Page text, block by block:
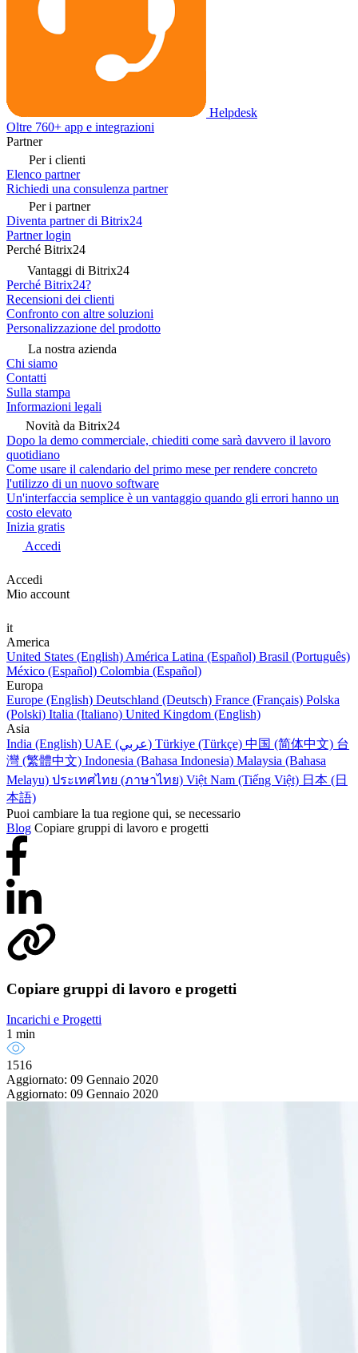
Helpdesk
Oltre 760+ app e integrazioni
Partner
Per i clienti
Elenco partner
Richiedi una consulenza partner
Per i partner
Diventa partner di Bitrix24
Partner login
Perché Bitrix24
Vantaggi di Bitrix24
Perché Bitrix24?
Recensioni dei clienti
Confronto con altre soluzioni
Personalizzazione del prodotto
La nostra azienda
Chi siamo
Contatti
Sulla stampa
Informazioni legali
Novità da Bitrix24
Dopo la demo commerciale, chiediti come sarà davvero il lavoro
quotidiano
Come usare il calendario del primo mese per rendere concreto
l'utilizzo di un nuovo software
Un'interfaccia semplice è un vantaggio quando gli errori hanno un
costo elevato
Inizia gratis
Accedi
Accedi
Mio account
it
America
United States (English) América Latina (Español) Brasil (Português)
México (Español) Colombia (Español)
Europa
Europe (English) Deutschland (Deutsch) France (Français) Polska
(Polski) Italia (Italiano) United Kingdom (English)
Asia
India (English)
UAE (عربي) Türkiye (Türkçe) 中国 (简体中文) 台
灣 (繁體中文) Indonesia (Bahasa Indonesia) Malaysia (Bahasa
Melayu) ประเทศไทย (ภาษาไทย) Việt Nam (Tiếng Việt) 日本 (日
本語)
Puoi cambiare la tua regione qui, se necessario
Blog Copiare gruppi di lavoro e progetti
Copiare gruppi di lavoro e progetti
Incarichi e Progetti
1 min
1516
Aggiornato: 09 Gennaio 2020
Aggiornato: 09 Gennaio 2020